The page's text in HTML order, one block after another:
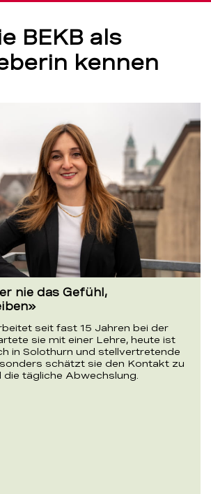
BEKB als
kennen
nie das Gefühl,
seit fast 15 Jahren bei der
sie mit einer Lehre, heute ist
in Solothurn und stellvertretende
schätzt sie den Kontakt zu
die tägliche Abwechslung.